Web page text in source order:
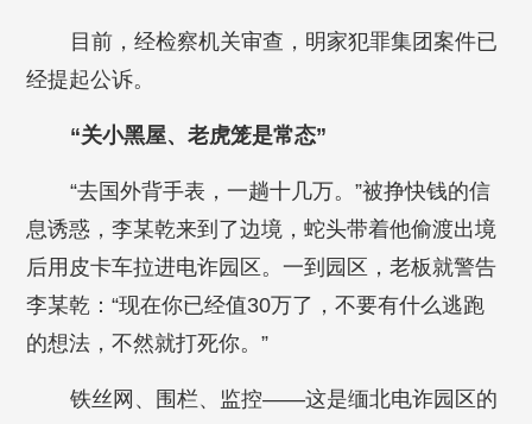
目前，经检察机关审查，明家犯罪集团案件已
经提起公诉。
“关小黑屋、老虎笼是常态”
“去国外背手表，一趟十几万。”被挣快钱的信
息诱惑，李某乾来到了边境，蛇头带着他偷渡出境
后用皮卡车拉进电诈园区。一到园区，老板就警告
李某乾：“现在你已经值30万了，不要有什么逃跑
的想法，不然就打死你。”
铁丝网、围栏、监控——这是缅北电诈园区的